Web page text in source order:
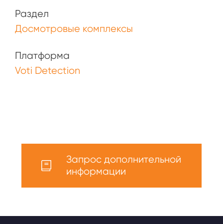
Раздел
Досмотровые комплексы
Платформа
Voti Detection
Запрос дополнительной
информации